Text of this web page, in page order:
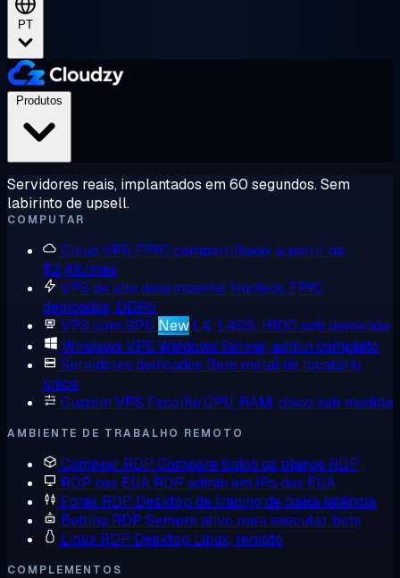
PT
Servidores reais, implantados em 60 segundos. Sem
labirinto de upsell.
COMPUTAR
Cloud VPS EPYC compartilhado, a partir de
$2,48/mês
VPS de alto desempenho Núcleos EPYC
dedicados, DDR5
VPS com GPU New L4, L40S, H100 sob demanda
Windows VPS Windows Server, admin completo
Servidores dedicados Bare metal de locatário
único
Custom VPS Escolha CPU, RAM, disco sob medida
AMBIENTE DE TRABALHO REMOTO
Comprar RDP Compare todos os planos RDP
RDP nos EUA RDP admin em IPs dos EUA
Forex RDP Desktop de trading de baixa latência
Botting RDP Sempre ativo para executar bots
Linux RDP Desktop Linux, remoto
COMPLEMENTOS